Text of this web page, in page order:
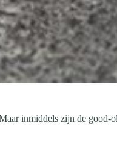
inmiddels zijn de good-